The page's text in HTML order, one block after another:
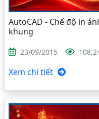
AutoCAD - Chế độ in
khung
23/09/2015
Xem chi tiết